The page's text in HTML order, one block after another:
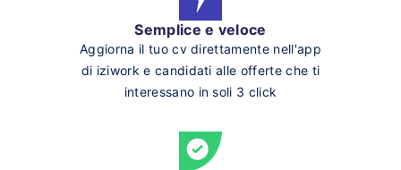
Semplice e veloce
Aggiorna il tuo cv direttamente nell'app
di iziwork e candidati alle offerte che ti
interessano in soli 3 click